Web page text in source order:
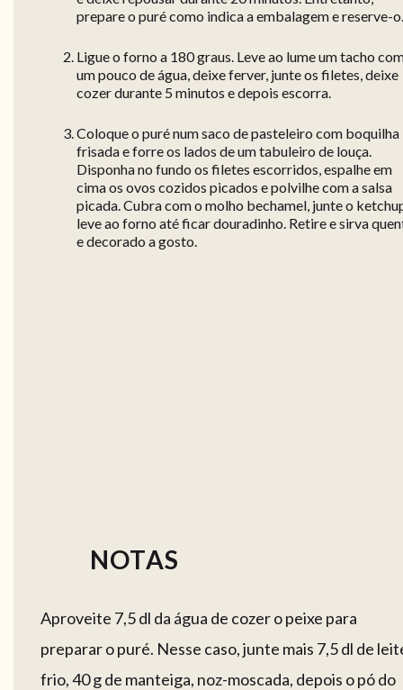
prepare o puré como indica a embalagem e reserve-o.
Ligue o forno a 180 graus. Leve ao lume um tacho
um pouco de água, deixe ferver, junte os filetes, deixe
cozer durante 5 minutos e depois escorra.
Coloque o puré num saco de pasteleiro com boquilha
frisada e forre os lados de um tabuleiro de louça.
Disponha no fundo os filetes escorridos, espalhe em
cima os ovos cozidos picados e polvilhe com a salsa
picada. Cubra com o molho bechamel, junte o
leve ao forno até ficar douradinho. Retire e sirva
e decorado a gosto.
NOTAS
Aproveite 7,5 dl da água de cozer o peixe para
preparar o puré. Nesse caso, junte mais 7,5 dl de
frio, 40 g de manteiga, noz-moscada, depois o pó do